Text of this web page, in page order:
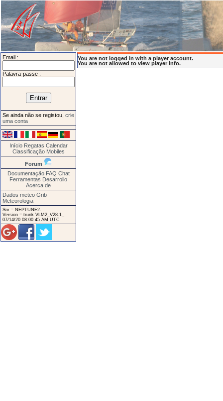
Email :
Palavra-passe :
Se ainda não se registou, crie
uma conta
Início Regatas Calendar
Classificação Mobiles
Forum
Documentação FAQ Chat
Ferramentas Desarrollo
Acerca de
Dados meteo Grib
Meteorologia
Srv = NEPTUNE2.
Version = trunk VLM2_V28.1_
07/14/20 08:00:45 AM UTC
You are not logged in with a player account.
You are not allowed to view player info.